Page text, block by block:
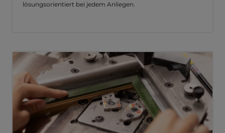
lösungsorientiert bei jedem Anliegen.